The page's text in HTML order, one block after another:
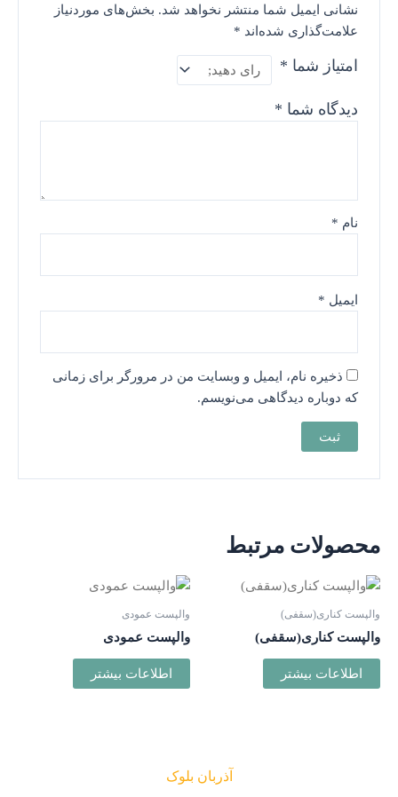
نشانی ایمیل شما منتشر نخواهد شد. بخش‌های موردنیاز
علامت‌گذاری شده‌اند *
امتیاز شما *
دیدگاه شما *
نام *
ایمیل *
ذخیره نام، ایمیل و وبسایت من در مرورگر برای زمانی
که دوباره دیدگاهی می‌نویسم.
محصولات مرتبط
والپست کناری(سقفی)
والپست کناری(سقفی)
اطلاعات بیشتر
والپست عمودی
والپست عمودی
اطلاعات بیشتر
آذربان بلوک